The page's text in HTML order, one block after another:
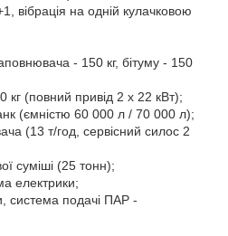
вібрація на одній кулачковою
- 150 кг, бітуму - 150
кг (повний привід 2 х 22 кВт);
(ємністю 60 000 л / 70 000 л);
(13 т/год, сервісний силос 2
суміші (25 тонн);
електрики;
система подачі ПАР -